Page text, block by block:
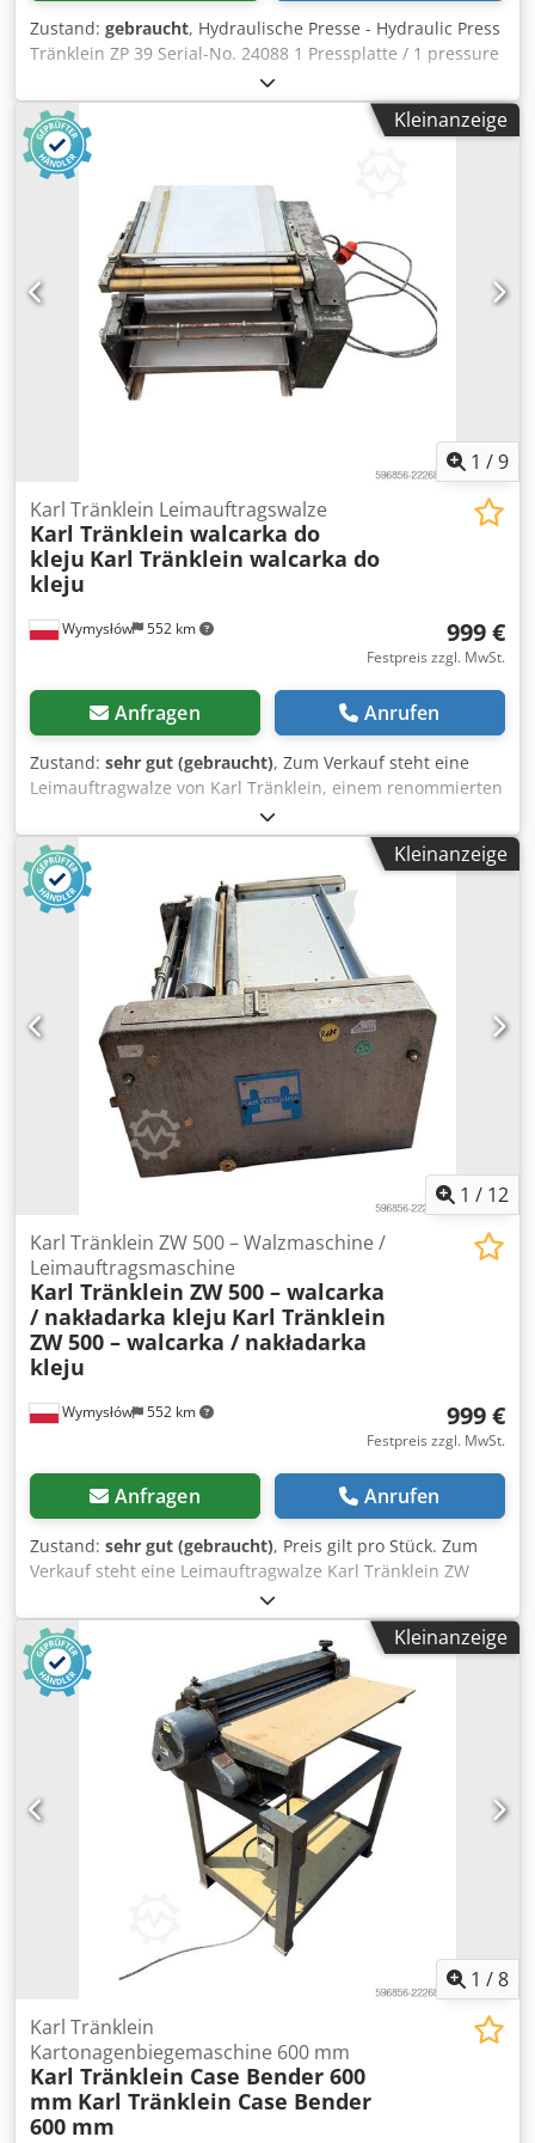
Zustand: gebraucht, Hydraulische Presse - Hydraulic Press
Tränklein ZP 39 Serial-No. 24088 1 Pressplatte / 1 pressure
plate Size with max. 520 x 400mm Stapelhöhe / Stack
height max. 360mm Cjdpswgd Skofx Ap Aeha Pressdruck /
Pressure max. 5000KG Druck stufenlos regelbar / Pressure
steppless Maschine fahrbar / machine mobile Platzbedarf
/ Place require 85 x 70 x 150 cm Gewicht / weight 400kg
Online-Video-Inspection by WhatsApp - MS Zoom -
Telegram On Stock Emskirchen/Nürnberg - Available
Immediately - Can be test
Kleinanzeige
1 /9
Wymysłów 552 km
Karl Tränklein Leimauftragswalze
Karl Tränklein walcarka do
kleju Karl Tränklein walcarka do
kleju
999 €
Festpreis zzgl. MwSt.
Anfragen Anrufen
Zustand: sehr gut (gebraucht), Zum Verkauf steht eine
Leimauftragwalze von Karl Tränklein, einem renommierten
deutschen Hersteller von Buchbindereimaschinen. Das
Gerät ist für das präzise und gleichmäßige Auftragen von
Leim auf Papier, Karton, Pappe, Furniere sowie andere
flache Materialien konzipiert. Die Maschine ist mit einem
Elektromotorantrieb, einer Metallarbeitswalze sowie einer
einstellbaren Leimmenge ausgestattet, wodurch die
Arbeitsparameter an das jeweilige Material angepasst
werden können. Die schwere, solide Konstruktion
gewährleistet Stabilität und eine jahrelange Lebensdauer
im Einsatz. Technische Daten: Hersteller: Karl Tränklein
Herkunftsland: Deutschland Typ: Leimauftragswalze /
Leimauftragsmaschine Antrieb: elektrisch
Stromversorgung: 400 V Einstellung der Leimmenge
Arbeitswalze aus Metall Arbeitstisch mit Führungen
Auffangwanne für überschüssigen Leim Massive, stabile
Bauweise Chedpfx Asziwx Tep Asa Einsatzbereiche:
Buchbindereien, Druckereien, Verpackungsherstellung,
Verleimen von Papier, Karton und Pappe, Aufbringen von
Leim auf Furniere und andere flache Materialien. Zustand:
gebraucht, funktionsfähig. Das Gerät weist übliche
Gebrauchsspuren auf, die durch den Einsatz entstehen.
Der optische Zustand und die Vollständigkeit entsprechen
den Fotos.
Kleinanzeige
1 / 12
Wymysłów 552 km
Karl Tränklein ZW 500 – Walzmaschine /
Leimauftragsmaschine
Karl Tränklein ZW 500 – walcarka
/ nakładarka kleju Karl Tränklein
ZW 500 – walcarka / nakładarka
kleju
999 €
Festpreis zzgl. MwSt.
Anfragen Anrufen
Zustand: sehr gut (gebraucht), Preis gilt pro Stück. Zum
Verkauf steht eine Leimauftragwalze Karl Tränklein ZW
500. Das Gerät ist zum gleichmäßigen Auftragen von Leim
auf Papier, Karton, Pappe, Leder, Textilien und andere
Bogenmaterialien bestimmt. Durch das präzise
Walzensystem wird eine gleichmäßige Leimschicht und
eine hohe Arbeitsqualität gewährleistet. Die Maschine
verfügt über eine solide deutsche Konstruktion sowie eine
Einstellung des Anpressdrucks und der aufgetragenen
Leimmenge. Ideal geeignet für Buchbindereien,
Druckereien und die Verpackungsherstellung. Technische
Daten: Hersteller: Karl Tränklein GmbH Modell: ZW 500
Chsdjziwr Hopfx Ap Aja Baujahr: 1990 Seriennummer: 8083
Arbeitsbreite: 500 mm Anschluss: 380 V / 50 Hz
Motorleistung: 0,25 kW Verstellung der aufgetragenen
Leimmenge Verchromte Arbeitswalze Stabile
Gusskonstruktion Hergestellt in Deutschland Optischer
Zustand gemäß Bildern.
Kleinanzeige
1 /8
Karl Tränklein
Kartonagenbiegemaschine 600 mm
Karl Tränklein Case Bender 600
mm Karl Tränklein Case Bender
600 mm